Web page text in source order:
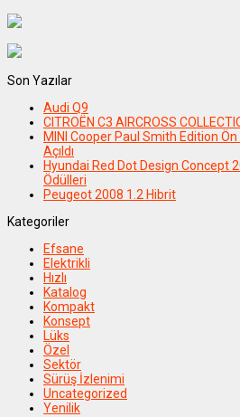
Son Yazılar
Audi Q9
CITROËN C3 AIRCROSS
MINI Cooper Paul Smith Edition
Açıldı
Hyundai Red Dot Design Concept
Ödülleri
Peugeot 2008 1.2 Hibrit
Kategoriler
Efsane
Elektrikli
Hızlı
Katalog
Kompakt
Konsept
Lüks
Özel
Sektör
Sürüş İzlenimi
Uncategorized
Yenilik